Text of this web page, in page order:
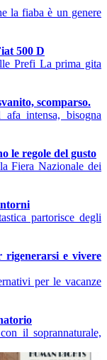
la fiaba è un genere
500 D
Prefi La prima gita
scomparso.
intensa, bisogna
le regole del gusto
Fiera Nazionale dei
partorisce degli
rigenerarsi e vivere
per le vacanze
il soprannaturale,